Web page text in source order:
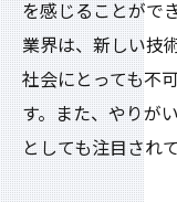
を感じることがで
業界は、新しい技
社会にとっても不
す。また、やりが
としても注目されて